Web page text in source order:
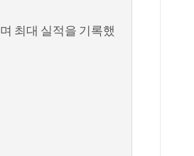
최대 실적을 기록했